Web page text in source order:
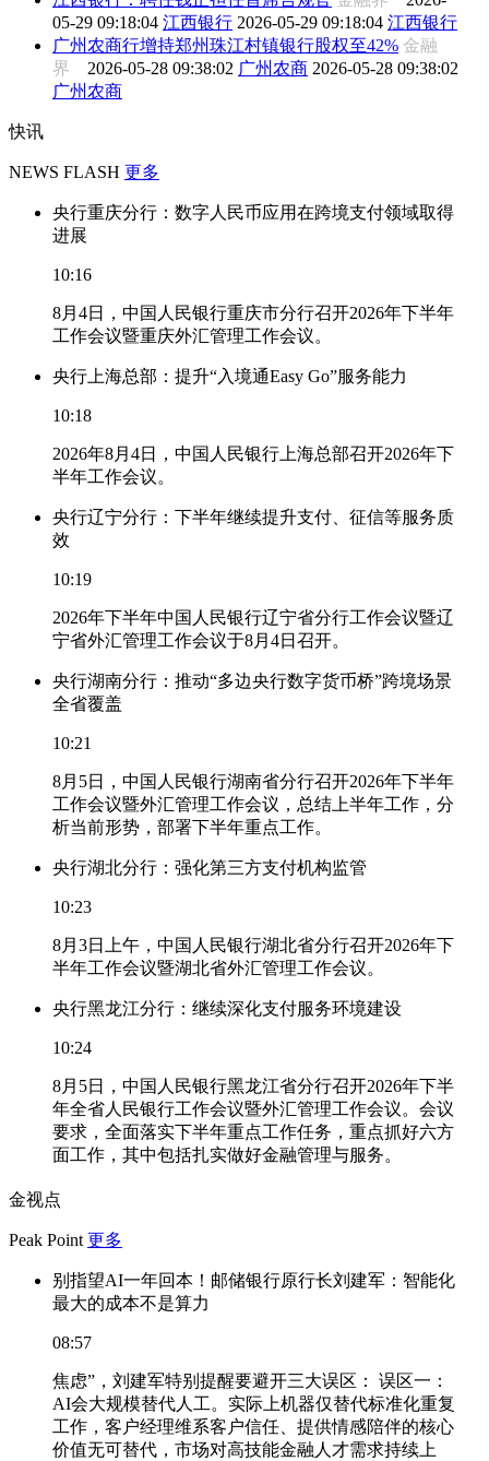
05-29 09:18:04 江西银行 2026-05-29 09:18:04 江西银行
广州农商行增持郑州珠江村镇银行股权至42% 金融
界 2026-05-28 09:38:02 广州农商 2026-05-28 09:38:02
广州农商
快讯
NEWS FLASH 更多
央行重庆分行：数字人民币应用在跨境支付领域取得
进展
10:16
8月4日，中国人民银行重庆市分行召开2026年下半年
工作会议暨重庆外汇管理工作会议。
央行上海总部：提升“入境通Easy Go”服务能力
10:18
2026年8月4日，中国人民银行上海总部召开2026年下
半年工作会议。
央行辽宁分行：下半年继续提升支付、征信等服务质
效
10:19
2026年下半年中国人民银行辽宁省分行工作会议暨辽
宁省外汇管理工作会议于8月4日召开。
央行湖南分行：推动“多边央行数字货币桥”跨境场景
全省覆盖
10:21
8月5日，中国人民银行湖南省分行召开2026年下半年
工作会议暨外汇管理工作会议，总结上半年工作，分
析当前形势，部署下半年重点工作。
央行湖北分行：强化第三方支付机构监管
10:23
8月3日上午，中国人民银行湖北省分行召开2026年下
半年工作会议暨湖北省外汇管理工作会议。
央行黑龙江分行：继续深化支付服务环境建设
10:24
8月5日，中国人民银行黑龙江省分行召开2026年下半
年全省人民银行工作会议暨外汇管理工作会议。会议
要求，全面落实下半年重点工作任务，重点抓好六方
面工作，其中包括扎实做好金融管理与服务。
金视点
Peak Point 更多
别指望AI一年回本！邮储银行原行长刘建军：智能化
最大的成本不是算力
08:57
焦虑”，刘建军特别提醒要避开三大误区： 误区一：
AI会大规模替代人工。实际上机器仅替代标准化重复
工作，客户经理维系客户信任、提供情感陪伴的核心
价值无可替代，市场对高技能金融人才需求持续上